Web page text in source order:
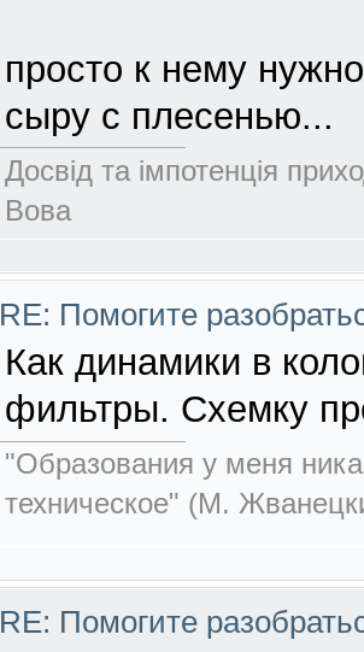
просто к нему
сыру с плесенью...
Досвід та імпотенція
Вова
RE: Помогите
Как динамики в
фильтры. Схемку
"Образования у меня
техническое" (М.
RE: Помогите